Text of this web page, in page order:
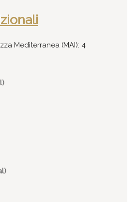
Mediterranea (MAI): 4